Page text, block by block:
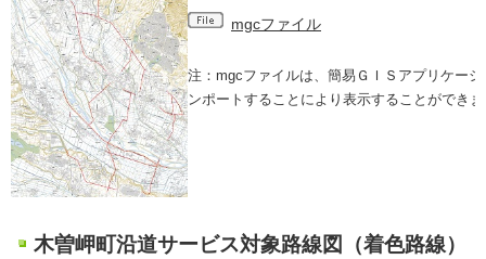
mgcファイル
注：mgcファイルは、簡易ＧＩＳアプリケー
ンポートすることにより表示することができ
木曽岬町沿道サービス対象路線図（着色路線）